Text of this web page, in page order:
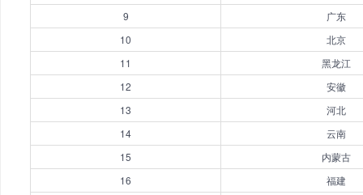
9
广东
10
北京
11
黑龙江
12
安徽
13
河北
14
云南
15
内蒙古
16
福建